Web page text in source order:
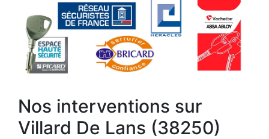
Nos interventions sur
Villard De Lans (38250)